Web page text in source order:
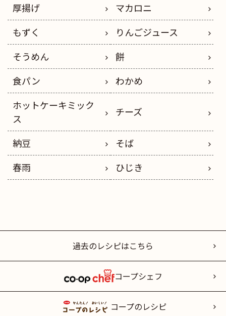
厚揚げ
マカロニ
もずく
りんごジュース
そうめん
餅
食パン
わかめ
ホットケーキミック
ス
チーズ
納豆
そば
春雨
ひじき
過去のレシピはこちら
コープシェフ
コープのレシピ